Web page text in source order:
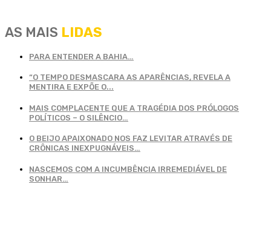
AS MAIS LIDAS
PARA ENTENDER A BAHIA…
“O TEMPO DESMASCARA AS APARÊNCIAS, REVELA A
MENTIRA E EXPÕE O...
MAIS COMPLACENTE QUE A TRAGÉDIA DOS PRÓLOGOS
POLÍTICOS – O SILÊNCIO…
O BEIJO APAIXONADO NOS FAZ LEVITAR ATRAVÉS DE
CRÔNICAS INEXPUGNÁVEIS…
NASCEMOS COM A INCUMBÊNCIA IRREMEDIÁVEL DE
SONHAR…